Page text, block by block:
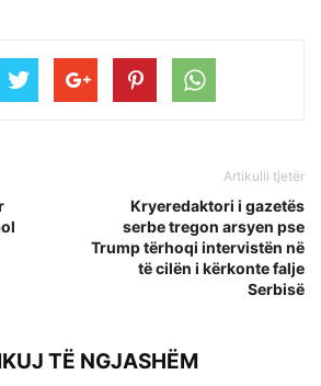
Artikulli tjetër
​​Kryeredaktori i gazetës
serbe tregon arsyen pse
Trump tërhoqi intervistën në
të cilën i kërkonte falje
Serbisë
TË NGJASHËM